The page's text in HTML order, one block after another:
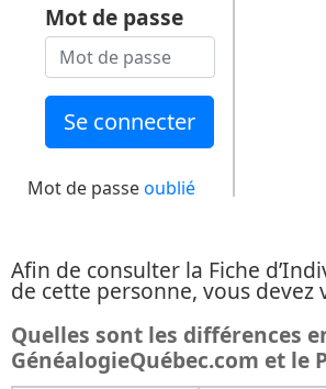
Mot de passe
Mot de passeoublié
Afin de consulter la Fiche
de cette personne, vous devez
Quelles sont les différences
GénéalogieQuébec.com et le